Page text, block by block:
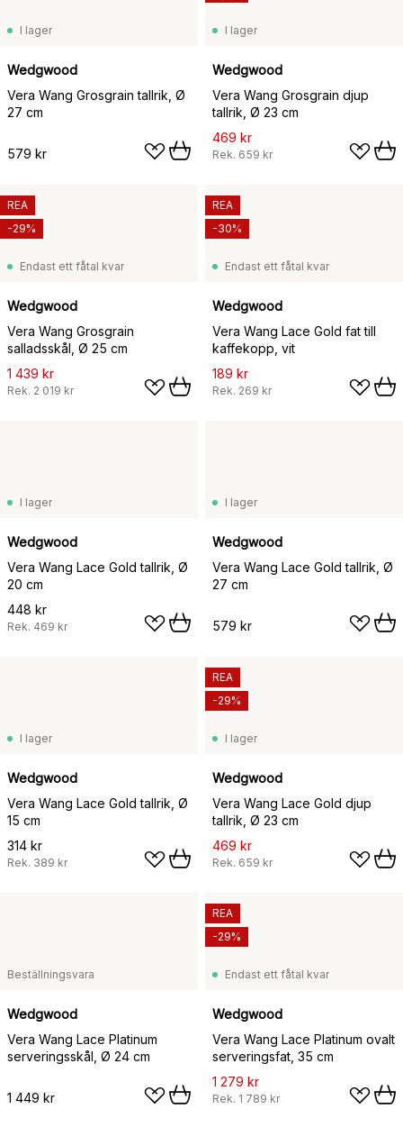
I lager
Wedgwood
Vera Wang Grosgrain tallrik, Ø
27 cm
579 kr
I lager
Wedgwood
Vera Wang Grosgrain djup
tallrik, Ø 23 cm
469 kr
Rek. 659 kr
Endast ett fåtal kvar
Wedgwood
Vera Wang Grosgrain
salladsskål, Ø 25 cm
1 439 kr
Rek. 2 019 kr
REA
-29%
Endast ett fåtal kvar
Wedgwood
Vera Wang Lace Gold fat till
kaffekopp, vit
189 kr
Rek. 269 kr
REA
-30%
I lager
Wedgwood
Vera Wang Lace Gold tallrik, Ø
20 cm
448 kr
Rek. 469 kr
I lager
Wedgwood
Vera Wang Lace Gold tallrik, Ø
27 cm
579 kr
I lager
Wedgwood
Vera Wang Lace Gold tallrik, Ø
15 cm
314 kr
Rek. 389 kr
I lager
Wedgwood
Vera Wang Lace Gold djup
tallrik, Ø 23 cm
469 kr
Rek. 659 kr
REA
-29%
Beställningsvara
Wedgwood
Vera Wang Lace Platinum
serveringsskål, Ø 24 cm
1 449 kr
Endast ett fåtal kvar
Wedgwood
Vera Wang Lace Platinum ovalt
serveringsfat, 35 cm
1 279 kr
Rek. 1 789 kr
REA
-29%